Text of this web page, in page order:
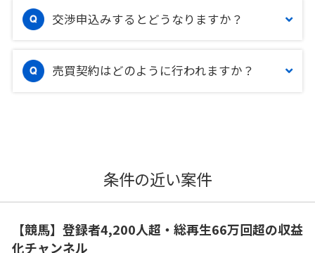
交渉申込みするとどうなりますか？
売買契約はどのように行われますか？
条件の近い案件
【競馬】登録者4,200人超・総再生66万回超の収益
化チャンネル